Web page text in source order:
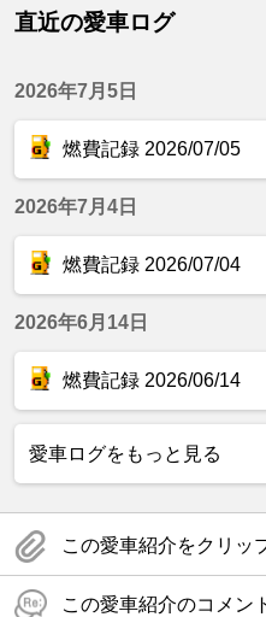
直近の愛車ログ
2026年7月5日
燃費記録 2026/07/05
2026年7月4日
燃費記録 2026/07/04
2026年6月14日
燃費記録 2026/06/14
愛車ログをもっと見る
この愛車紹介をクリッ
この愛車紹介のコメン